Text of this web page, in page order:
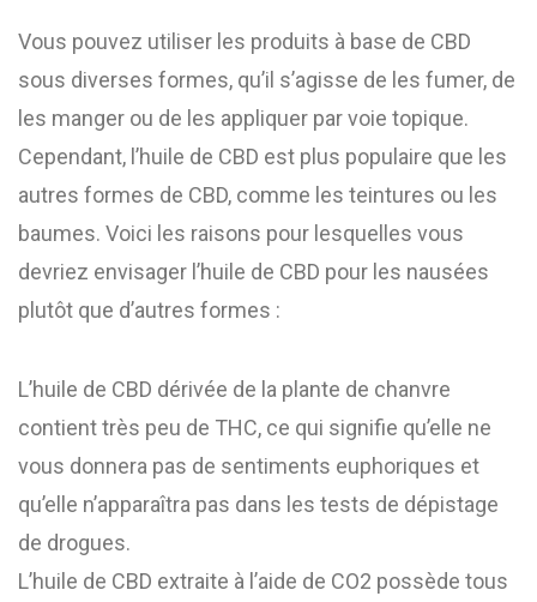
Vous pouvez utiliser les produits à base de CBD
sous diverses formes, qu’il s’agisse de les fumer, de
les manger ou de les appliquer par voie topique.
Cependant, l’huile de CBD est plus populaire que les
autres formes de CBD, comme les teintures ou les
baumes. Voici les raisons pour lesquelles vous
devriez envisager l’huile de CBD pour les nausées
plutôt que d’autres formes :
L’huile de CBD dérivée de la plante de chanvre
contient très peu de THC, ce qui signifie qu’elle ne
vous donnera pas de sentiments euphoriques et
qu’elle n’apparaîtra pas dans les tests de dépistage
de drogues.
L’huile de CBD extraite à l’aide de CO2 possède tous